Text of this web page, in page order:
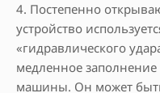
4. Постепенно
устройство
«гидравлического
медленное
машины. Он может